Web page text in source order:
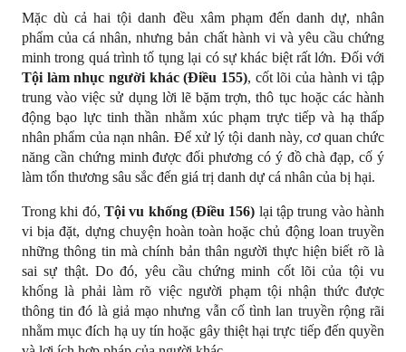
Mặc dù cả hai tội danh đều xâm phạm đến danh dự, nhân
phẩm của cá nhân, nhưng bản chất hành vi và yêu cầu chứng
Tội làm nhục người khác (Điều 155), cốt lõi của hành vi tập
trung vào việc sử dụng lời lẽ bặm trợn, thô tục hoặc các hành
động bạo lực tinh thần nhằm xúc phạm trực tiếp và hạ thấp
nhân phẩm của nạn nhân. Để xử lý tội danh này, cơ quan chức
năng cần chứng minh được đối phương có ý đồ chà đạp, cố ý
làm tổn thương sâu sắc đến giá trị danh dự cá nhân của bị hại.
Trong khi đó, Tội vu khống (Điều 156) lại tập trung vào hành
vi bịa đặt, dựng chuyện hoàn toàn hoặc chủ động loan truyền
những thông tin mà chính bản thân người thực hiện biết rõ là
sai sự thật. Do đó, yêu cầu chứng minh cốt lõi của tội vu
khống là phải làm rõ việc người phạm tội nhận thức được
thông tin đó là giả mạo nhưng vẫn cố tình lan truyền rộng rãi
nhằm mục đích hạ uy tín hoặc gây thiệt hại trực tiếp đến quyền